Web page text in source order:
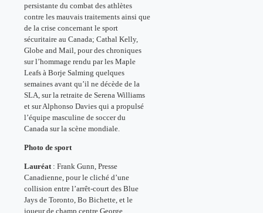
persistante du combat des athlètes
contre les mauvais traitements ainsi que
de la crise concernant le sport
sécuritaire au Canada; Cathal Kelly,
Globe and Mail, pour des chroniques
sur l’hommage rendu par les Maple
Leafs à Borje Salming quelques
semaines avant qu’il ne décède de la
SLA, sur la retraite de Serena Williams
et sur Alphonso Davies qui a propulsé
l’équipe masculine de soccer du
Canada sur la scène mondiale.
Photo de sport
Lauréat : Frank Gunn, Presse
Canadienne, pour le cliché d’une
collision entre l’arrêt-court des Blue
Jays de Toronto, Bo Bichette, et le
joueur de champ centre George